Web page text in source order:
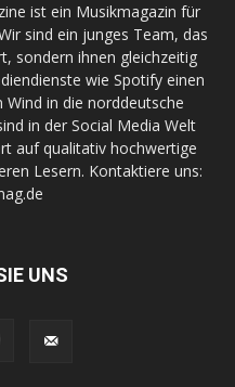
ist ein Musikmagazin für
sind ein junges Team, das
sondern ihnen gleichzeitig
wie Spotify einen
in die norddeutsche
in der Social Media Welt
auf qualitativ hochwertige
Lesern. Kontaktiere uns:
UNS